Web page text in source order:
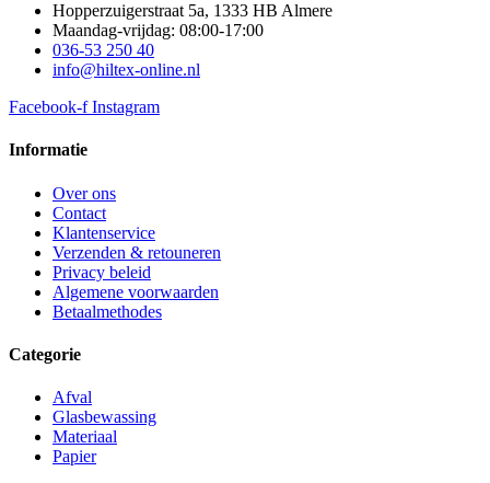
Hopperzuigerstraat 5a, 1333 HB Almere
Maandag-vrijdag: 08:00-17:00
036-53 250 40
info@hiltex-online.nl
Facebook-f Instagram
Informatie
Over ons
Contact
Klantenservice
Verzenden & retouneren
Privacy beleid
Algemene voorwaarden
Betaalmethodes
Categorie
Afval
Glasbewassing
Materiaal
Papier